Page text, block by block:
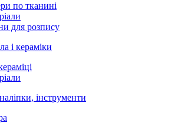
по тканині
для розпису
і кераміки
інструменти